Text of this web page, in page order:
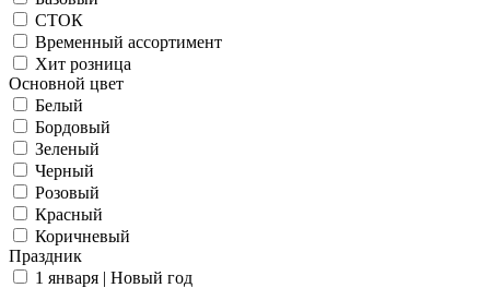
СТОК
Временный ассортимент
Хит розница
Основной цвет
Белый
Бордовый
Зеленый
Черный
Розовый
Красный
Коричневый
Праздник
1 января | Новый год